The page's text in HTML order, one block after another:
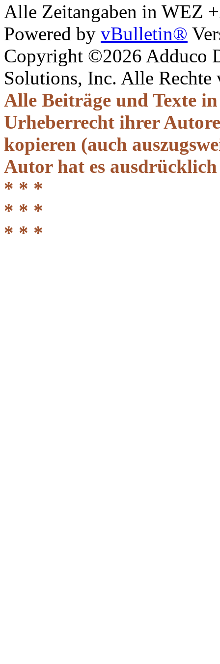
Alle Zeitangaben in WEZ
Powered by vBulletin®
Copyright ©2026 Adduco
Solutions, Inc. Alle Rechte
Alle Beiträge und Texte
Urheberrecht ihrer
kopieren (auch
Autor hat es
* * *
* * *
* * *